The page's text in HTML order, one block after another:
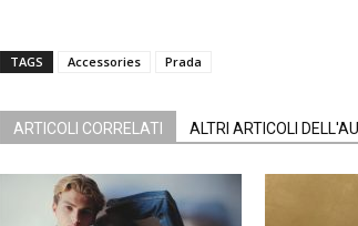
TAGS Accessories Prada
ARTICOLI CORRELATI ALTRI ARTICOLI